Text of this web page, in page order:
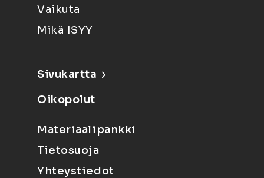
Vaikuta
Mikä ISYY
Sivukartta
Oikopolut
Materiaalipankki
Tietosuoja
Yhteystiedot